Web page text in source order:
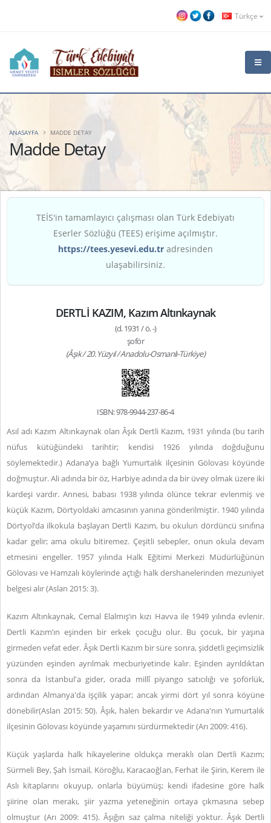
Türkçe
Madde Detay
ANASAYFA MADDE DETAY
TEİS'in tamamlayıcı çalışması olan Türk Edebiyatı
Eserler Sözlüğü (TEES) erişime açılmıştır.
https://tees.yesevi.edu.tr adresinden
ulaşabilirsiniz.
DERTLİ KAZIM, Kazım Altınkaynak
(d. 1931 / ö. -)
şoför
(Âşık / 20. Yüzyıl / Anadolu-Osmanlı-Türkiye)
ISBN: 978-9944-237-86-4
Asıl adı Kazım Altınkaynak olan Âşık Dertli Kazım, 1931 yılında (bu tarih
nüfus kütüğündeki tarihtir; kendisi 1926 yılında doğduğunu
söylemektedir.) Adana’ya bağlı Yumurtalık ilçesinin Gölovası köyünde
doğmuştur. Ali adında bir öz, Harbiye adında da bir üvey olmak üzere iki
kardeşi vardır. Annesi, babası 1938 yılında ölünce tekrar evlenmiş ve
küçük Kazım, Dörtyoldaki amcasının yanına gönderilmiştir. 1940 yılında
Dörtyol’da ilkokula başlayan Dertli Kazım, bu okulun dördüncü sınıfına
kadar gelir; ama okulu bitiremez. Çeşitli sebepler, onun okula devam
etmesini engeller. 1957 yılında Halk Eğitimi Merkezi Müdürlüğünün
Gölovası ve Hamzalı köylerinde açtığı halk dershanelerinden mezuniyet
belgesi alır (Aslan 2015: 3).
Kazım Altınkaynak, Cemal Elalmış’ın kızı Havva ile 1949 yılında evlenir.
Dertli Kazım’ın eşinden bir erkek çocuğu olur. Bu çocuk, bir yaşına
girmeden vefat eder. Âşık Dertli Kazım bir süre sonra, şiddetli geçimsizlik
yüzünden eşinden ayrılmak mecburiyetinde kalır. Eşinden ayrıldıktan
sonra da İstanbul'a gider, orada millî piyango satıcılığı ve şoförlük,
ardından Almanya'da işçilik yapar; ancak yirmi dört yıl sonra köyüne
dönebilir(Aslan 2015: 50). Âşık, halen bekardır ve Adana'nın Yumurtalık
ilçesinin Gölovası köyünde yaşamını sürdürmektedir (Arı 2009: 416).
Küçük yaşlarda halk hikayelerine oldukça meraklı olan Dertli Kazım;
Sürmeli Bey, Şah İsmail, Köroğlu, Karacaoğlan, Ferhat ile Şirin, Kerem ile
Aslı kitaplarını okuyup, onlarla büyümüş; kendi ifadesine göre halk
şiirine olan merakı, şiir yazma yeteneğinin ortaya çıkmasına sebep
olmuştur (Arı 2009: 415). Âşığın saz çalma niteliği yoktur. Âşık Dertli